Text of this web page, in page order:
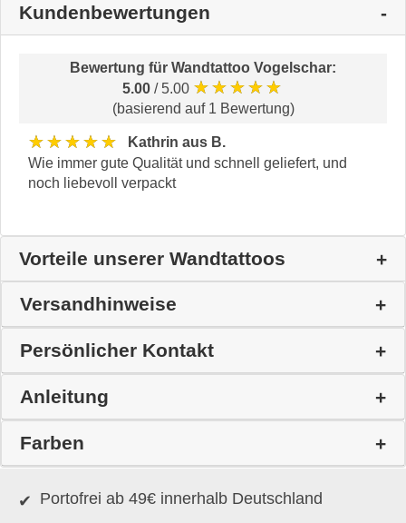
Kundenbewertungen
Bewertung für Wandtattoo Vogelschar:
5.00 / 5.00 ★★★★★
(basierend auf 1 Bewertung)
★★★★★
Kathrin aus B.
Wie immer gute Qualität und schnell geliefert, und
noch liebevoll verpackt
Vorteile unserer Wandtattoos
Versandhinweise
Persönlicher Kontakt
Anleitung
Farben
Portofrei ab 49€ innerhalb Deutschland